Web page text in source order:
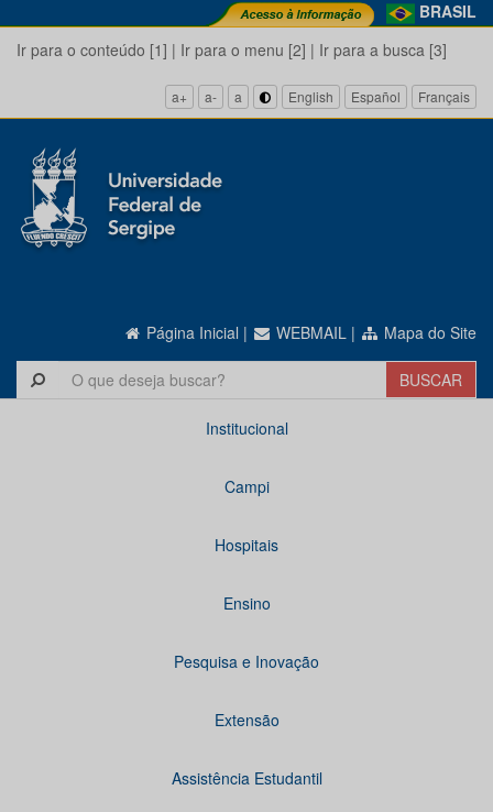
BRASIL
Ir para o conteúdo [1] | Ir para o menu [2] | Ir para a busca [3]
a+ a- a English Español Français
Página Inicial | WEBMAIL | Mapa do Site
Institucional
Campi
Hospitais
Ensino
Pesquisa e Inovação
Extensão
Assistência Estudantil